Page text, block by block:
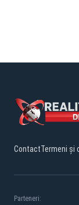
ContactTermeni și
Parteneri: